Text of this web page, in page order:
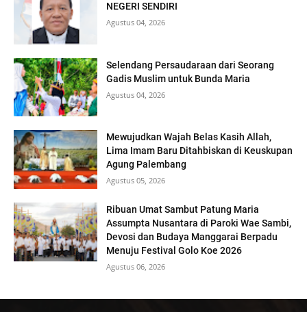
NEGERI SENDIRI
Agustus 04, 2026
Selendang Persaudaraan dari Seorang
Gadis Muslim untuk Bunda Maria
Agustus 04, 2026
Mewujudkan Wajah Belas Kasih Allah,
Lima Imam Baru Ditahbiskan di Keuskupan
Agung Palembang
Agustus 05, 2026
Ribuan Umat Sambut Patung Maria
Assumpta Nusantara di Paroki Wae Sambi,
Devosi dan Budaya Manggarai Berpadu
Menuju Festival Golo Koe 2026
Agustus 06, 2026